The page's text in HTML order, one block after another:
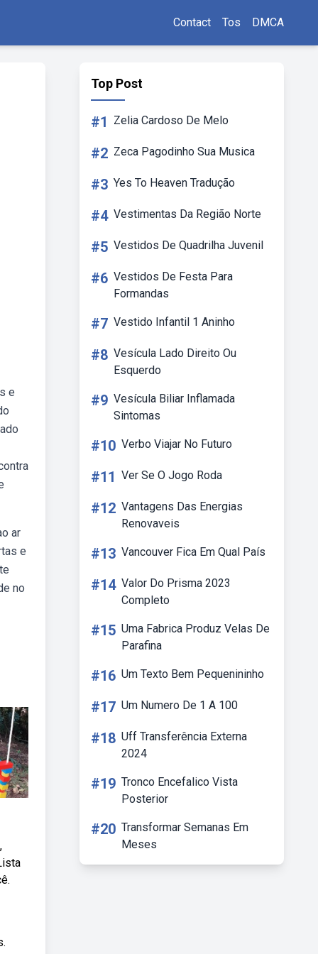
Contact Tos DMCA
e
ar
e
no
Top Post
#1 Zelia Cardoso De Melo
#2 Zeca Pagodinho Sua Musica
#3 Yes To Heaven Tradução
#4 Vestimentas Da Região Norte
#5 Vestidos De Quadrilha Juvenil
#6 Vestidos De Festa Para
Formandas
#7 Vestido Infantil 1 Aninho
#8 Vesícula Lado Direito Ou
Esquerdo
#9 Vesícula Biliar Inflamada
Sintomas
#10 Verbo Viajar No Futuro
#11 Ver Se O Jogo Roda
#12 Vantagens Das Energias
Renovaveis
#13 Vancouver Fica Em Qual País
#14 Valor Do Prisma 2023
Completo
#15 Uma Fabrica Produz Velas De
Parafina
#16 Um Texto Bem Pequenininho
#17 Um Numero De 1 A 100
#18 Uff Transferência Externa
2024
#19 Tronco Encefalico Vista
Posterior
#20 Transformar Semanas Em
Meses